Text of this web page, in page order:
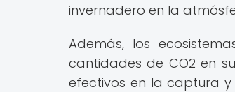
invernadero en la
Además, los
cantidades de CO2 en
efectivos en la captura